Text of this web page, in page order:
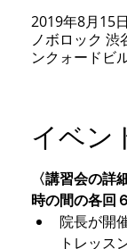
2019年8月15
ノボロック
ンクォード
イベン
〈講習会の
時の間の各回
院長が開
トレッス